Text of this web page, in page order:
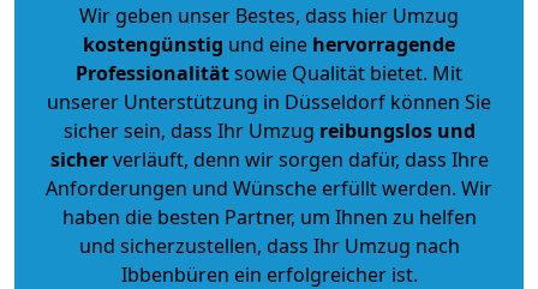
Wir geben unser Bestes, dass hier Umzug
kostengünstig und eine hervorragende
Professionalitätsowie Qualität bietet. Mit
unserer Unterstützung in Düsseldorf können Sie
sicher sein, dass Ihr Umzug reibungslos und
sicherverläuft, denn wir sorgen dafür, dass Ihre
Anforderungen und Wünsche erfüllt werden. Wir
haben die besten Partner, um Ihnen zu helfen
und sicherzustellen, dass Ihr Umzug nach
Ibbenbüren ein erfolgreicher ist.